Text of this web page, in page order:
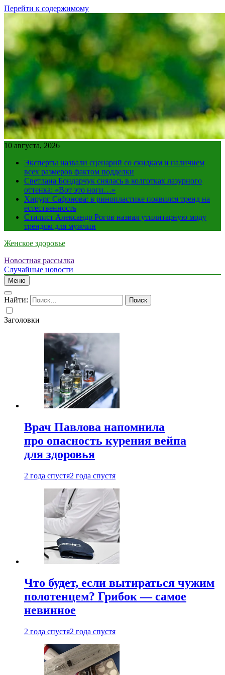
Перейти к содержимому
10 августа, 2026
Эксперты назвали сценарий со скидкам и наличием
всех размеров фактом подделки
Светлана Бондарчук снялась в колготках лазурного
оттенка: «Вот это ноги…»
Хирург Сафонова: в ринопластике появился тренд на
естественность
Стилист Александр Рогов назвал утилитарную моду
трендом для мужчин
Женское здоровье
Новостная рассылка
Случайные новости
Меню
Найти:
Заголовки
Врач Павлова напомнила
про опасность курения вейпа
для здоровья
2 года спустя2 года спустя
Что будет, если вытираться чужим
полотенцем? Грибок — самое
невинное
2 года спустя2 года спустя